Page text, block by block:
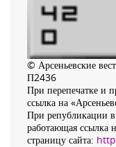
© Арсеньевские
П2436
При перепечатке и
ссылка на
При републикации в
работающая ссылка
страницу сайта: